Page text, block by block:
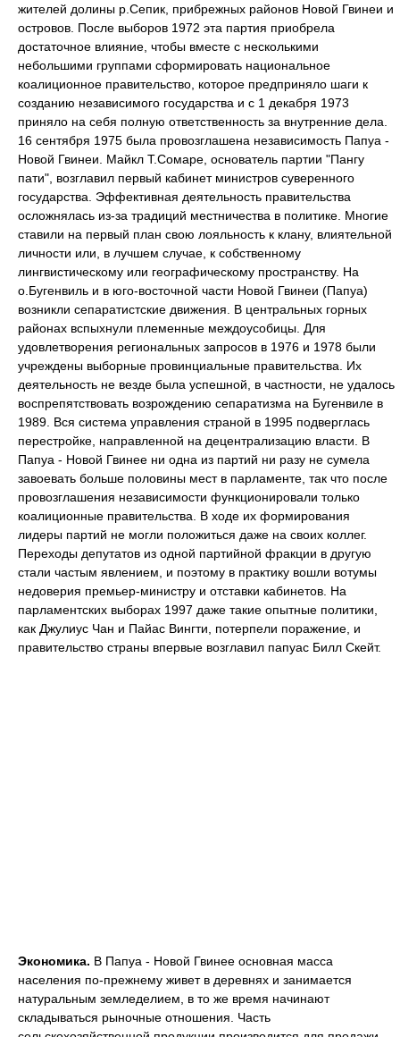
жителей долины р.Сепик, прибрежных районов Новой Гвинеи и
островов. После выборов 1972 эта партия приобрела
достаточное влияние, чтобы вместе с несколькими
небольшими группами сформировать национальное
коалиционное правительство, которое предприняло шаги к
созданию независимого государства и с 1 декабря 1973
приняло на себя полную ответственность за внутренние дела.
16 сентября 1975 была провозглашена независимость Папуа -
Новой Гвинеи. Майкл Т.Сомаре, основатель партии "Пангу
пати", возглавил первый кабинет министров суверенного
государства. Эффективная деятельность правительства
осложнялась из-за традиций местничества в политике. Многие
ставили на первый план свою лояльность к клану, влиятельной
личности или, в лучшем случае, к собственному
лингвистическому или географическому пространству. На
о.Бугенвиль и в юго-восточной части Новой Гвинеи (Папуа)
возникли сепаратистские движения. В центральных горных
районах вспыхнули племенные междоусобицы. Для
удовлетворения региональных запросов в 1976 и 1978 были
учреждены выборные провинциальные правительства. Их
деятельность не везде была успешной, в частности, не удалось
воспрепятствовать возрождению сепаратизма на Бугенвиле в
1989. Вся система управления страной в 1995 подверглась
перестройке, направленной на децентрализацию власти. В
Папуа - Новой Гвинее ни одна из партий ни разу не сумела
завоевать больше половины мест в парламенте, так что после
провозглашения независимости функционировали только
коалиционные правительства. В ходе их формирования
лидеры партий не могли положиться даже на своих коллег.
Переходы депутатов из одной партийной фракции в другую
стали частым явлением, и поэтому в практику вошли вотумы
недоверия премьер-министру и отставки кабинетов. На
парламентских выборах 1997 даже такие опытные политики,
как Джулиус Чан и Пайас Вингти, потерпели поражение, и
правительство страны впервые возглавил папуас Билл Скейт.
Экономика. В Папуа - Новой Гвинее основная масса
населения по-прежнему живет в деревнях и занимается
натуральным земледелием, в то же время начинают
складываться рыночные отношения. Часть